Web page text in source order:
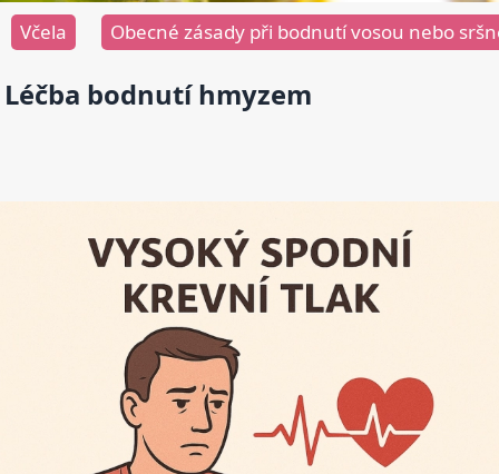
Včela Obecné zásady při bodnutí vosou nebo
Léčba bodnutí hmyzem